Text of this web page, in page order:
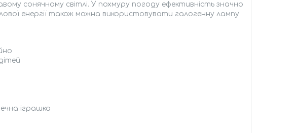
сонячному світлі. У похмуру погоду ефективність значно
енергії також можна використовувати галогенну лампу
іграшка